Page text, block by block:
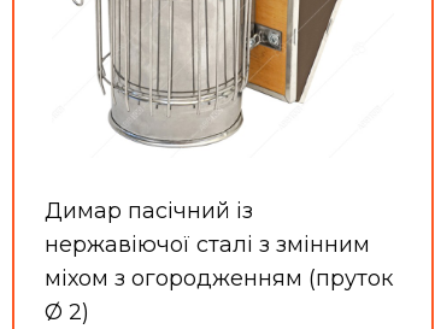
Димар пасічний із
нержавіючої сталі з змінним
міхом з огородженням (пруток
Ø 2)